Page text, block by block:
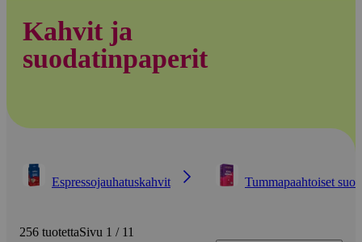
Kahvit ja
suodatinpaperit
Espressojauhatuskahvit Tummapaahtoiset
256 tuotettaSivu 1 / 11